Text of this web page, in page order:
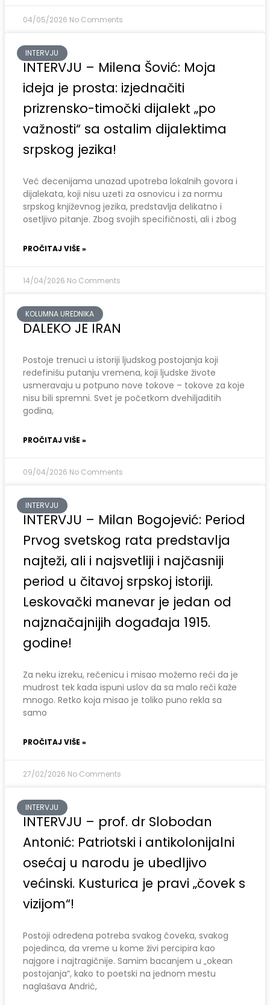
04/05/2026 No Comments
INTERVJU
INTERVJU – Milena Šović: Moja
ideja je prosta: izjednačiti
prizrensko-timočki dijalekt „po
važnosti“ sa ostalim dijalektima
srpskog jezika!
Već decenijama unazad upotreba lokalnih govora i
dijalekata, koji nisu uzeti za osnovicu i za normu
srpskog književnog jezika, predstavlja delikatno i
osetljivo pitanje. Zbog svojih specifičnosti, ali i zbog
PROČITAJ VIŠE »
14/04/2026 No Comments
KOLUMNA UREDNIKA
DALEKO JE IRAN
Postoje trenuci u istoriji ljudskog postojanja koji
redefinišu putanju vremena, koji ljudske živote
usmeravaju u potpuno nove tokove – tokove za koje
nisu bili spremni. Svet je početkom dvehiljaditih
godina,
PROČITAJ VIŠE »
09/04/2026 No Comments
INTERVJU
INTERVJU – Milan Bogojević: Period
Prvog svetskog rata predstavlja
najteži, ali i najsvetliji i najčasniji
period u čitavoj srpskoj istoriji.
Leskovački manevar je jedan od
najznačajnijih događaja 1915.
godine!
Za neku izreku, rečenicu i misao možemo reći da je
mudrost tek kada ispuni uslov da sa malo reči kaže
mnogo. Retko koja misao je toliko puno rekla sa
samo
PROČITAJ VIŠE »
27/02/2026 No Comments
INTERVJU
INTERVJU – prof. dr Slobodan
Antonić: Patriotski i antikolonijalni
osećaj u narodu je ubedljivo
većinski. Kusturica je pravi „čovek s
vizijom“!
Postoji određena potreba svakog čoveka, svakog
pojedinca, da vreme u kome živi percipira kao
najgore i najtragičnije. Samim bacanjem u „okean
postojanja“, kako to poetski na jednom mestu
naglašava Andrić,